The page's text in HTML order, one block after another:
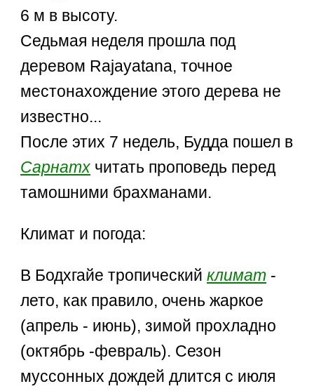
6 м в высоту.
Седьмая неделя прошла под
деревом Rajayatana, точное
местонахождение этого дерева не
известно...
После этих 7 недель, Будда пошел в
Сарнатх читать проповедь перед
тамошними брахманами.
Климат и погода:
В Бодхгайе тропическийклимат -
лето, как правило, очень жаркое
(апрель - июнь), зимой прохладно
(октябрь -февраль). Сезон
муссонных дождей длится с июля